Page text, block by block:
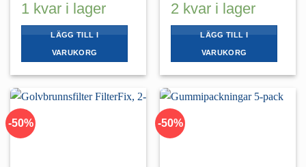
ursprungliga
priset
var:
99 kr.
nuvarande
priset
är:
1 kvar i lager
LÄGG TILL I
VARUKORG
ursprungliga
priset
var:
93 kr.
priset
är:
2 kvar i lager
LÄGG TILL I
VARUKORG
-50% -50%